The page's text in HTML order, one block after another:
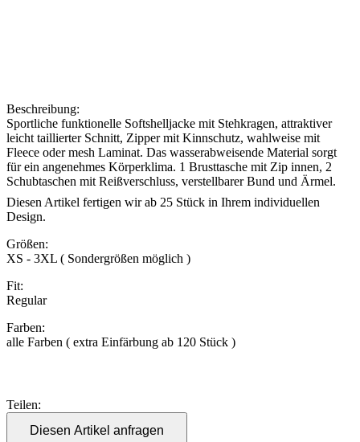
Beschreibung:
Sportliche funktionelle Softshelljacke mit Stehkragen, attraktiver
leicht taillierter Schnitt, Zipper mit Kinnschutz, wahlweise mit
Fleece oder mesh Laminat. Das wasserabweisende Material sorgt
für ein angenehmes Körperklima. 1 Brusttasche mit Zip innen, 2
Schubtaschen mit Reißverschluss, verstellbarer Bund und Ärmel.
Diesen Artikel fertigen wirab 25 Stück in Ihrem individuellen
Design.
Größen:
XS - 3XL ( Sondergrößen möglich )
Fit:
Regular
Farben:
alle Farben ( extra Einfärbung ab 120 Stück )
Teilen:
Diesen Artikel anfragen